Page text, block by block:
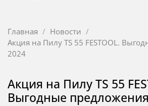
Главная
Новости
Акция на Пилу TS 55 FESTOOL.
2024
Акция на Пилу TS 55
Выгодные